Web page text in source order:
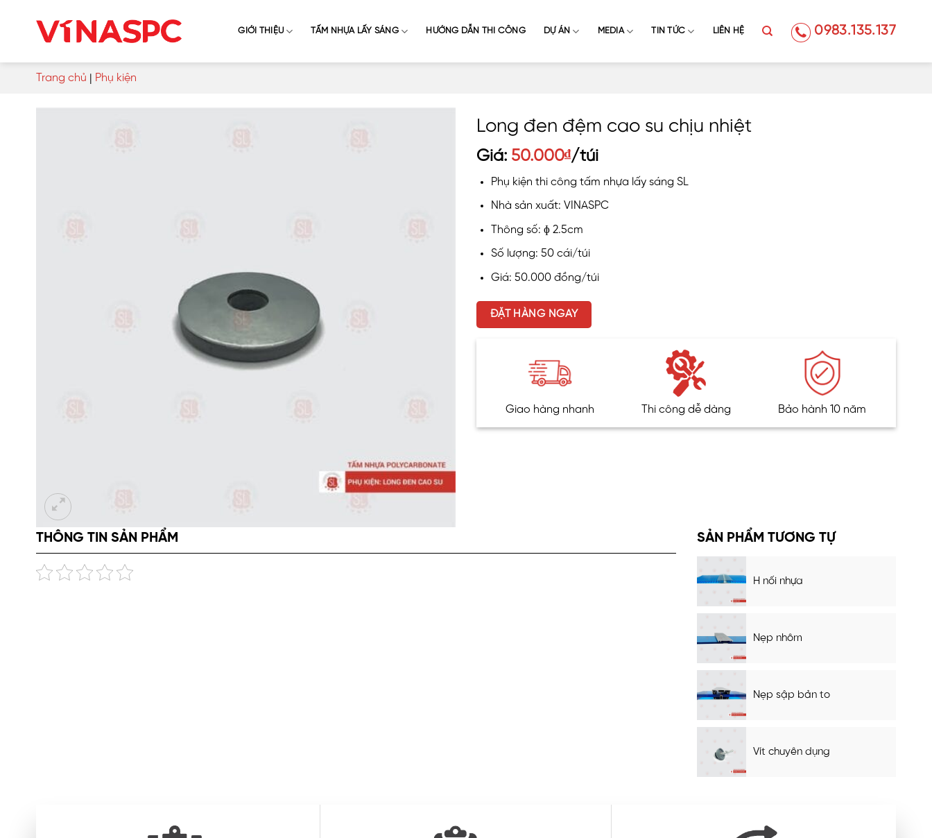
GIỚI THIỆU TẤM NHỰA LẤY SÁNG HƯỚNG DẪN THI CÔNG DỰ ÁN MEDIA TIN TỨC LIÊN HỆ 0983.135.137
Trang chủ | Phụ kiện
Long đen đệm cao su chịu nhiệt
Giá: 50.000₫/túi
Phụ kiện thi công tấm nhựa lấy sáng SL
Nhà sản xuất: VINASPC
Thông số: ɸ 2.5cm
Số lượng: 50 cái/túi
Giá: 50.000 đồng/túi
ĐẶT HÀNG NGAY
Giao hàng nhanh Thi công dễ dàng Bảo hành 10 năm
THÔNG TIN SẢN PHẨM SẢN PHẨM TƯƠNG TỰ
H nối nhựa
Nẹp nhôm
Nẹp sập bản to
Vít chuyên dụng